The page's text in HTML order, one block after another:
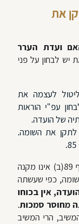
את
ועדת הערר
יש לבחון על פני
לעצמה את
עפ"י הוראות
את השומה.
פסק הדין של בית המשפט קבע כי סעיף 89(ב) אינו מקנה
כפי שעשתה
אין בכוחו
מחוסר סמכות.
הרי המשיב